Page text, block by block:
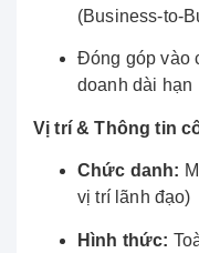
Đóng góp vào
doanh dài hạn
Vị trí & Thông tin
Chức danh:
vị trí lãnh đạo)
Hình thức: